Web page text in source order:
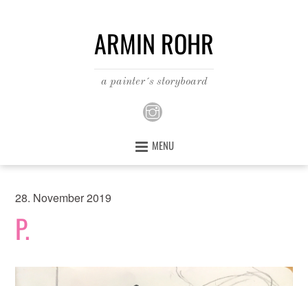
ARMIN ROHR
a painter´s storyboard
MENU
28. November 2019
P.